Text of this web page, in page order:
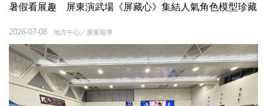
暑假看展趣 屏東演武場《屏藏心》集結人氣角色模型珍藏
地方中心／屏東報導
2026-07-08